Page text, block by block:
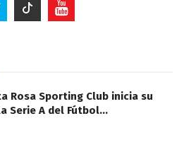
Rosa Sporting Club inicia su
Serie A del Fútbol…